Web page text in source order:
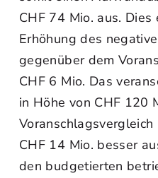
CHF 74 Mio. aus.
Erhöhung des
gegenüber dem
CHF 6 Mio. Das
in Höhe von CHF 120
CHF 14 Mio. besser
den budgetierten